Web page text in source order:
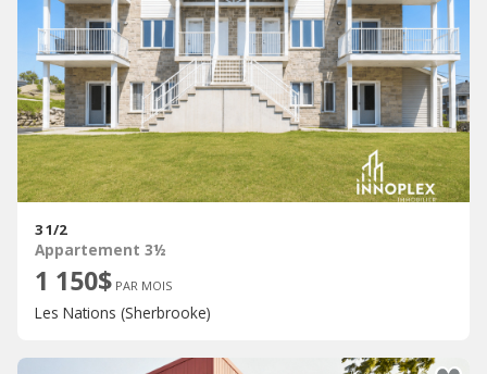
3 1/2
Appartement 3½
1 150$ PAR MOIS
Les Nations (Sherbrooke)